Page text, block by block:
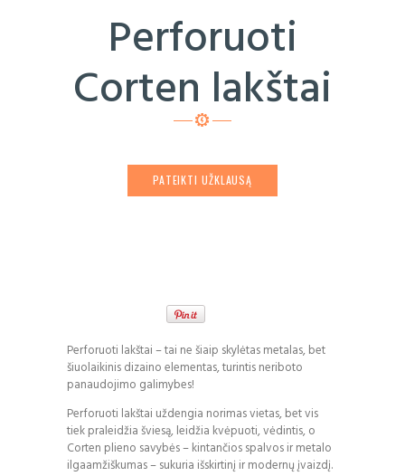
Perforuoti
Corten lakštai
PATEIKTI UŽKLAUSĄ
Perforuoti lakštai – tai ne šiaip skylėtas metalas, bet
šiuolaikinis dizaino elementas, turintis neriboto
panaudojimo galimybes!
Perforuoti lakštai uždengia norimas vietas, bet vis
tiek praleidžia šviesą, leidžia kvėpuoti, vėdintis, o
Corten plieno savybės – kintančios spalvos ir metalo
ilgaamžiškumas – sukuria išskirtinį ir modernų įvaizdį.